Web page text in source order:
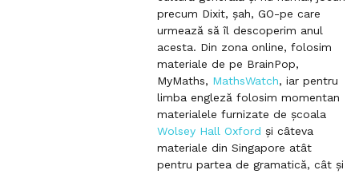
precum Dixit, șah, GO-pe care
urmează să îl descoperim anul
acesta. Din zona online, folosim
materiale de pe BrainPop,
MyMaths, MathsWatch, iar pentru
limba engleză folosim momentan
materialele furnizate de școala
Wolsey Hall Oxford și câteva
materiale din Singapore atât
pentru partea de gramatică, cât și